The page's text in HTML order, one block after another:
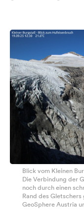
Blick vom Kleinen
Die Verbindung der
noch durch einen
Rand des
GeoSphere Austria